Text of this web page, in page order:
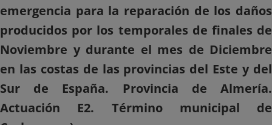
emergencia para la reparación de los daños
producidos por los temporales de finales de
Noviembre y durante el mes de Diciembre
en las costas de las provincias del Este y del
Sur de España. Provincia de Almería.
Actuación E2. Término municipal de